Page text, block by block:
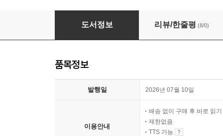
2026~2027 시대에듀 은행FP 자산관리사 1부
도서정보 리뷰/한줄평 (8/0)
품목정보
발행일 2026년 07월 10일
이용안내
배송 없이 구매 후 바로 읽기
제한없음
TTS 가능